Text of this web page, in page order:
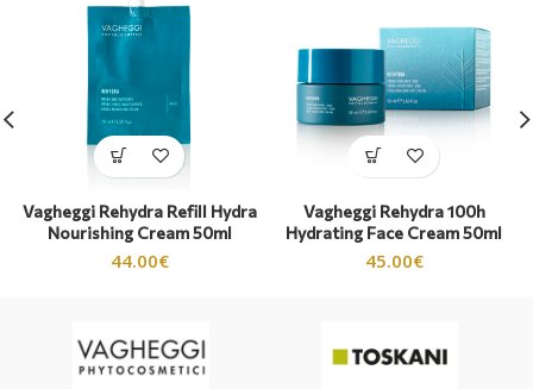
Vagheggi Rehydra Refill Hydra
Nourishing Cream 50ml
44.00€
Vagheggi Rehydra 100h
Hydrating Face Cream 50ml
45.00€